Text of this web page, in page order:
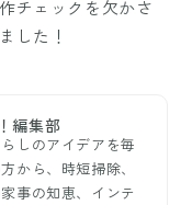
チェックを欠かさ
した！
編集部
しのアイデアを毎
から、時短掃除、
事の知恵、インテ